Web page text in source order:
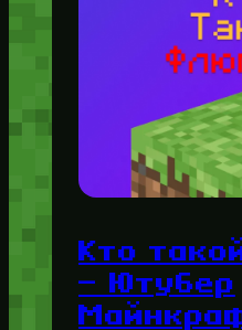
Кто
— Ютубер